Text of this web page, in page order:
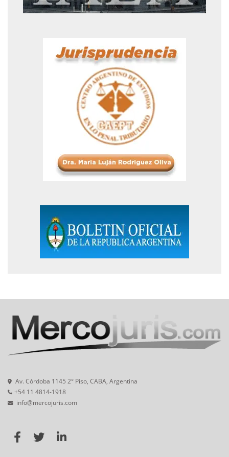
Av. Córdoba 1145 2° Piso, CABA, Argentina
+54 11 4814-1918
info@mercojuris.com